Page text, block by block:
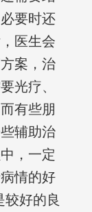
要时还
医生会
案，治
光疗、
有些朋
辅助治
，一定
情的好
较好的良